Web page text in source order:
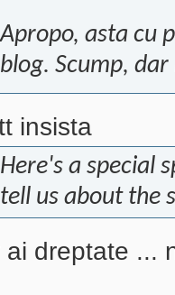
Apropo, asta cu
blog. Scump,
insista
Here's a special
tell us about the
ai dreptate ...